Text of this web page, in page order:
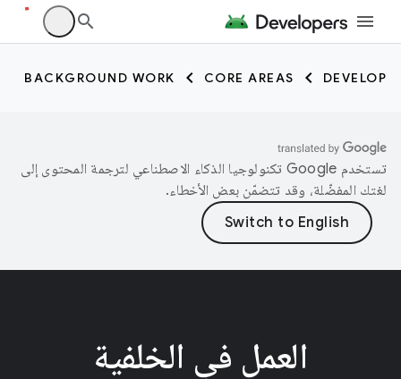
DEVELOP
CORE AREAS
BACKGROUND WORK
تستخدم Google تكنولوجيا الذكاء الاصطناعي لترجمة المحتوى إلى
لغتك المفضّلة، وقد تتضمّن بعض الأخطاء.
العمل في الخلفية